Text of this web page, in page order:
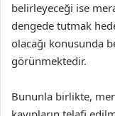
belirleyeceği ise
dengede tutmak
olacağı konusunda
görünmektedir.
Bununla birlikte,